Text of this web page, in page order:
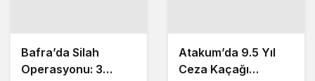
Bafra’da Silah
Operasyonu: 3
Atakum’da 9.5 Yıl
Ceza Kaçağı